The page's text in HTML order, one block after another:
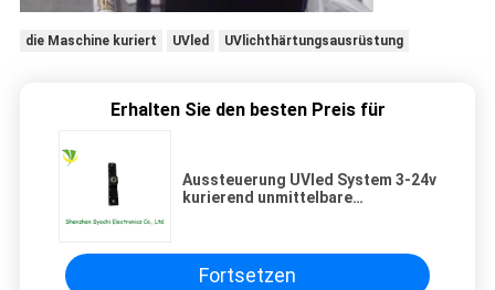
die Maschine kuriert UVled UVlichthärtungsausrüstung
Erhalten Sie den besten Preis für
Aussteuerung UVled System 3-24v
kurierend unmittelbare
Fortsetzen